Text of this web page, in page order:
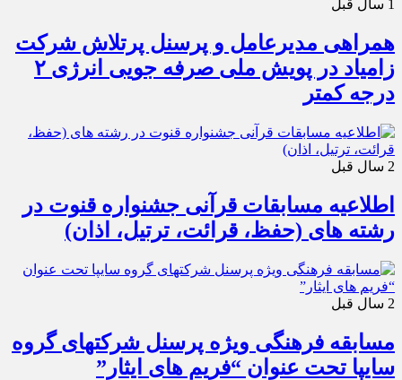
1 سال قبل
همراهی مدیرعامل و پرسنل پرتلاش شرکت
زامیاد در پویش ملی صرفه جویی انرژی ۲
درجه کمتر
2 سال قبل
اطلاعیه مسابقات قرآنی جشنواره قنوت در
رشته های (حفظ، قرائت، ترتیل، اذان)
2 سال قبل
مسابقه فرهنگی ویژه پرسنل شرکتهای گروه
سایپا تحت عنوان “فریم های ایثار”